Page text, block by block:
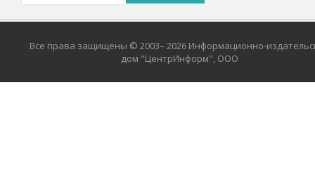
Все права защищены © 2003– 2026 Информационно-
дом "ЦентрИнформ", ООО